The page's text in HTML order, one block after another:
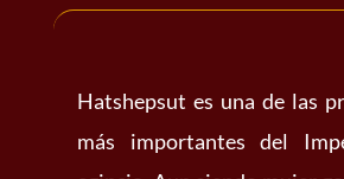
Hatshepsut es una de las
más importantes del